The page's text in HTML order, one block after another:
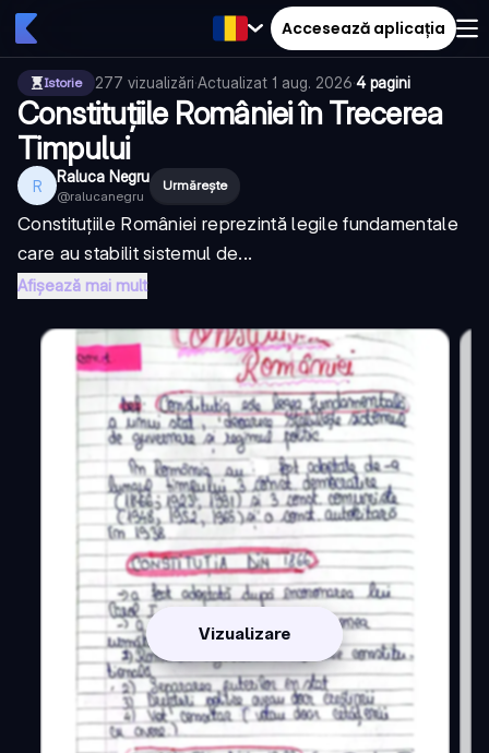
Accesează aplicația
Istorie 277 vizualizări·Actualizat 1 aug. 2026·4 pagini
Constituțiile României în Trecerea
Timpului
R Raluca Negru
@ralucanegru
Urmărește
Constituțiile României reprezintă legile fundamentale
care au stabilit sistemul de...
Afișează mai mult
Vizualizare